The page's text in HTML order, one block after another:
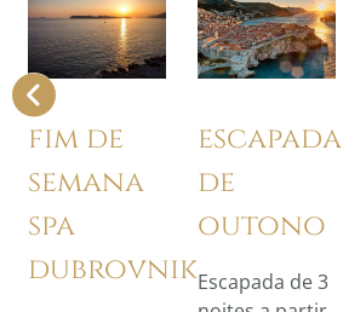
fim de
semana
spa
dubrovnik
escapada
de
outono
Escapada de 3